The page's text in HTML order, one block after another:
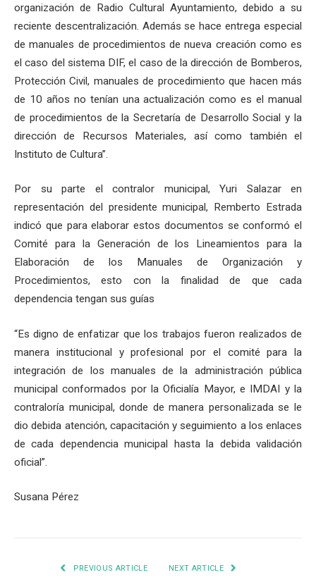
organización de Radio Cultural Ayuntamiento, debido a su
reciente descentralización. Además se hace entrega especial
de manuales de procedimientos de nueva creación como es
el caso del sistema DIF, el caso de la dirección de Bomberos,
Protección Civil, manuales de procedimiento que hacen más
de 10 años no tenían una actualización como es el manual
de procedimientos de la Secretaría de Desarrollo Social y la
dirección de Recursos Materiales, así como también el
Instituto de Cultura”.
Por su parte el contralor municipal, Yuri Salazar en
representación del presidente municipal, Remberto Estrada
indicó que para elaborar estos documentos se conformó el
Comité para la Generación de los Lineamientos para la
Elaboración de los Manuales de Organización y
Procedimientos, esto con la finalidad de que cada
dependencia tengan sus guías
“Es digno de enfatizar que los trabajos fueron realizados de
manera institucional y profesional por el comité para la
integración de los manuales de la administración pública
municipal conformados por la Oficialía Mayor, e IMDAI y la
contraloría municipal, donde de manera personalizada se le
dio debida atención, capacitación y seguimiento a los enlaces
de cada dependencia municipal hasta la debida validación
oficial”.
Susana Pérez
PREVIOUS ARTICLE NEXT ARTICLE